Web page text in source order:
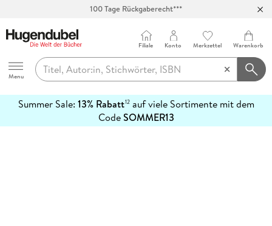
100 Tage Rückgaberecht***
Hugendubel
Menu
Filiale Konto Merkzettel Warenkorb
Summer Sale: 13% Rabatt12auf viele Sortimente mit dem
CodeSOMMER13
erfahren